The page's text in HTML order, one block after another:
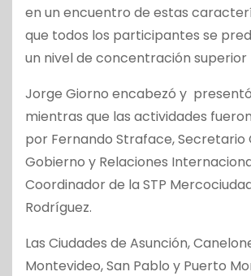
en un encuentro de estas
que todos los participantes se
un nivel de concentración superior
Jorge Giorno encabezó y
mientras que las actividades
por Fernando Straface, Secretario
Gobierno y Relaciones
Coordinador de la STP
Rodríguez.
Las Ciudades de Asunción,
Montevideo, San Pablo y Puerto